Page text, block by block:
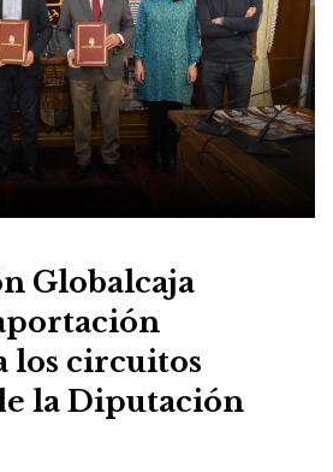
Globalcaja
los circuitos
la Diputación